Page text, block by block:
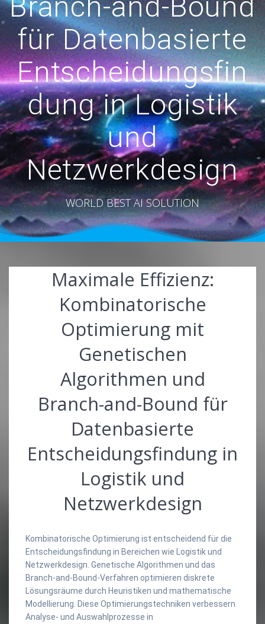
für Datenbasierte
Entscheidungsfin
dung in Logistik
und
Netzwerkdesign
WORLD BEST AI SOLUTION
Maximale Effizienz:
Kombinatorische
Optimierung mit
Genetischen
Algorithmen und
Branch-and-Bound für
Datenbasierte
Entscheidungsfindung in
Logistik und
Netzwerkdesign
Kombinatorische Optimierung ist entscheidend für die
Entscheidungsfindung in Bereichen wie Logistik und
Netzwerkdesign. Genetische Algorithmen und das
Branch-and-Bound-Verfahren optimieren diskrete
Lösungsräume durch Heuristiken und mathematische
Modellierung. Diese Optimierungstechniken verbessern
Analyse- und Auswahlprozesse in